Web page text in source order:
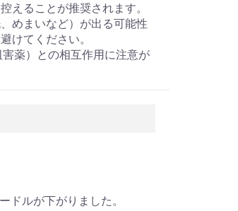
えることが推奨されます。
めまいなど）が出る可能性
けてください。
害薬）との相互作用に注意が
ドルが下がりました。